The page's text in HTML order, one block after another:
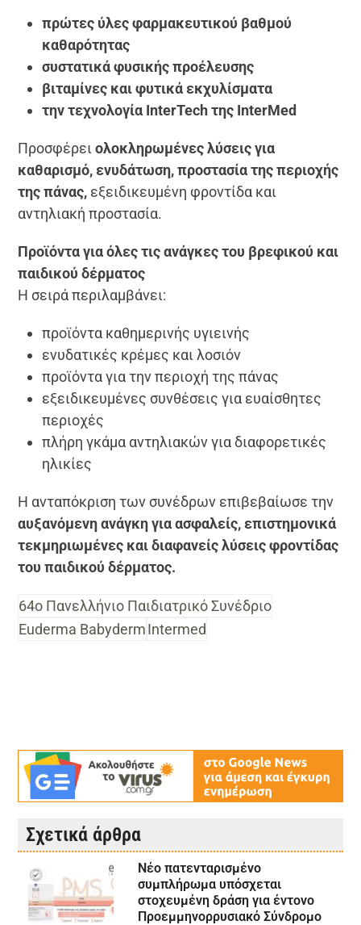
πρώτες ύλες φαρμακευτικού βαθμού
καθαρότητας
συστατικά φυσικής προέλευσης
βιταμίνες και φυτικά εκχυλίσματα
την τεχνολογία InterTech της InterMed
Προσφέρειολοκληρωμένες λύσεις για
καθαρισμό, ενυδάτωση, προστασία της περιοχής
της πάνας, εξειδικευμένη φροντίδα και
αντηλιακή προστασία.
Προϊόντα για όλες τις ανάγκες του βρεφικού και
παιδικού δέρματος
Η σειρά περιλαμβάνει:
προϊόντα καθημερινής υγιεινής
ενυδατικές κρέμες και λοσιόν
προϊόντα για την περιοχή της πάνας
εξειδικευμένες συνθέσεις για ευαίσθητες
περιοχές
πλήρη γκάμα αντηλιακών για διαφορετικές
ηλικίες
Η ανταπόκριση των συνέδρων επιβεβαίωσε την
αυξανόμενη ανάγκη για ασφαλείς, επιστημονικά
τεκμηριωμένες και διαφανείς λύσεις φροντίδας
του παιδικού δέρματος.
64ο Πανελλήνιο Παιδιατρικό Συνέδριο
Euderma BabydermIntermed
Σχετικά άρθρα
Νέο πατενταρισμένο
συμπλήρωμα υπόσχεται
στοχευμένη δράση για έντονο
Προεμμηνορρυσιακό Σύνδρομο